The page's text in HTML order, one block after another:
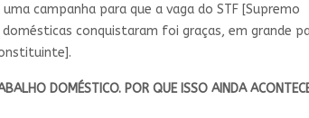
campanha para que a vaga do STF [Supremo
conquistaram foi graças, em grande
DOMÉSTICO. POR QUE ISSO AINDA